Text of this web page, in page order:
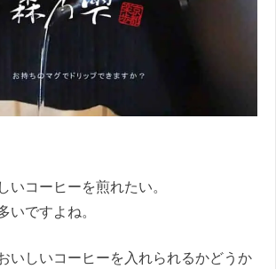
いコーヒーを煎れたい。
いですよね。
いしいコーヒーを入れられるかどうか